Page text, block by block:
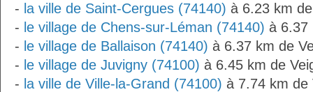
- la ville de Saint-Cergues (74140) à 6.23 km
- le village de Chens-sur-Léman (74140) à 6.37
- le village de Ballaison (74140) à 6.37 km de
- le village de Juvigny (74100) à 6.45 km de
- la ville de Ville-la-Grand (74100) à 7.74 km de